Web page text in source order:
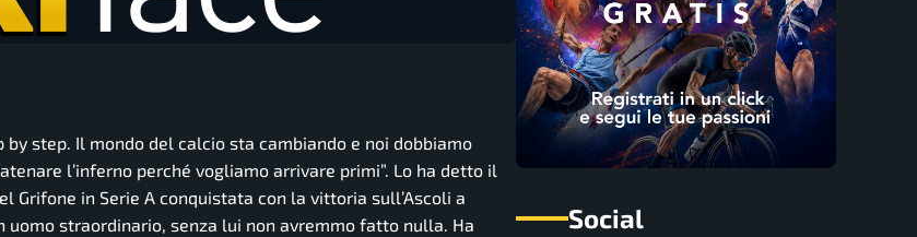
step. Il mondo del calcio sta cambiando e noi dobbiamo
l’inferno perché vogliamo arrivare primi”. Lo ha detto il
Grifone in Serie A conquistata con la vittoria sull’Ascoli a
uomo straordinario, senza lui non avremmo fatto nulla. Ha
Social